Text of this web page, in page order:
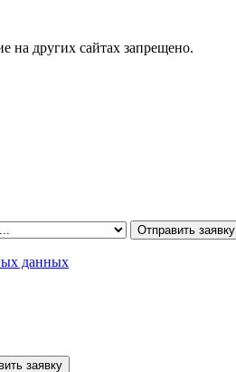
других сайтах запрещено.
Отправить заявку
данных
заявку